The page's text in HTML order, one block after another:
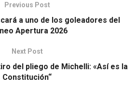
Previous Post
a uno de los goleadores del
Apertura 2026
Next Post
del pliego de Michelli: «Así es la
Constitución“